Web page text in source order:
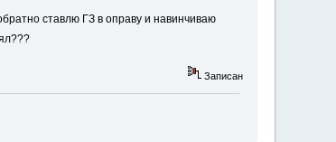
ставлю ГЗ в оправу и навинчиваю
Записан